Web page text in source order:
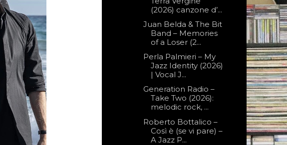
(2026) canzone d’...
Juan Belda & The Bit
Band – Memories
of a Loser (2...
Perla Palmieri – My
Jazz Identity (2026)
| Vocal J...
Generation Radio –
Take Two (2026):
melodic rock, ...
Roberto Bottalico –
Così è (se vi pare) –
A Jazz P...